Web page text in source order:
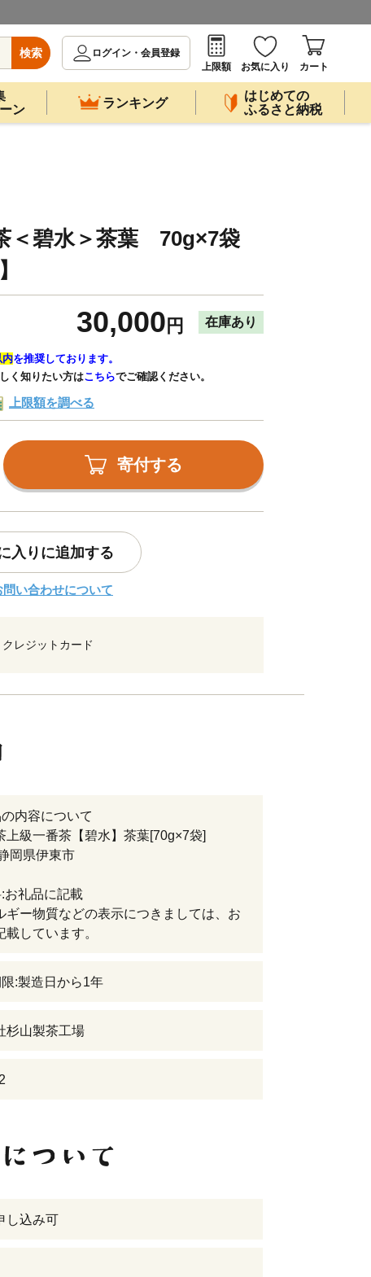
検索
ログイン・会員登録
上限額
お気に入り カート
ン
ランキング
はじめての
ふるさと納税
＜碧水＞茶葉 70g×7袋
30,000 円 在庫あり
内を推奨しております。
く知りたい方はこちらでご確認ください。
上限額を調べる
寄付する
入りに追加する
問い合わせについて
クレジットカード
内容について
上級一番茶【碧水】茶葉[70g×7袋]
岡県伊東市
お礼品に記載
ー物質などの表示につきましては、お
載しています。
:製造日から1年
杉山製茶工場
し込み可